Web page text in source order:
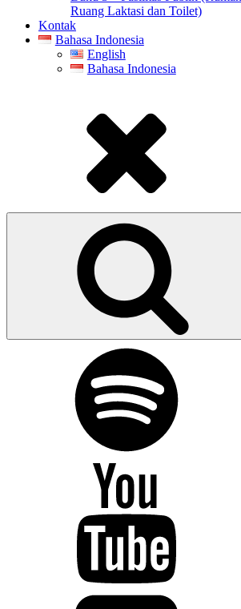
Ruang Laktasi dan Toilet)
Kontak
Bahasa Indonesia
English
Bahasa Indonesia